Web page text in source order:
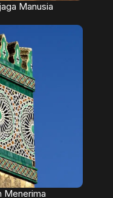
Manusia
Menerima